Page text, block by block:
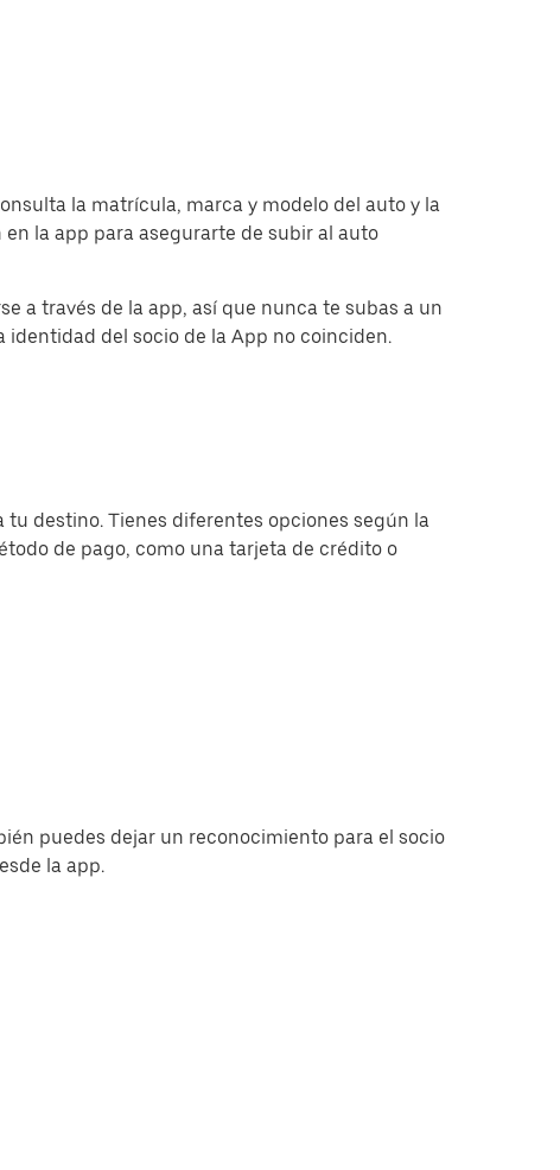
la matrícula, marca y modelo del auto y la
la app para asegurarte de subir al auto
a través de la app, así que nunca te subas a un
del socio de la App no coinciden.
tu destino. Tienes diferentes opciones según la
de pago, como una tarjeta de crédito o
puedes dejar un reconocimiento para el socio
la app.